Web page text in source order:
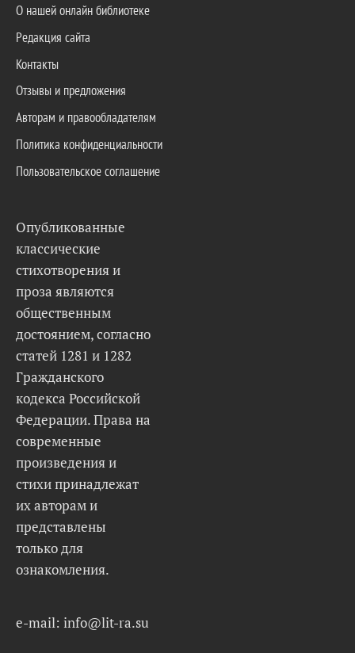
О нашей онлайн библиотеке
Редакция сайта
Контакты
Отзывы и предложения
Авторам и правообладателям
Политика конфиденциальности
Пользовательское соглашение
Опубликованные
классические
стихотворения и
проза являются
общественным
достоянием, согласно
статей 1281 и 1282
Гражданского
кодекса Российской
Федерации. Права на
современные
произведения и
стихи принадлежат
их авторам и
представлены
только для
ознакомления.
e-mail: info@lit-ra.su